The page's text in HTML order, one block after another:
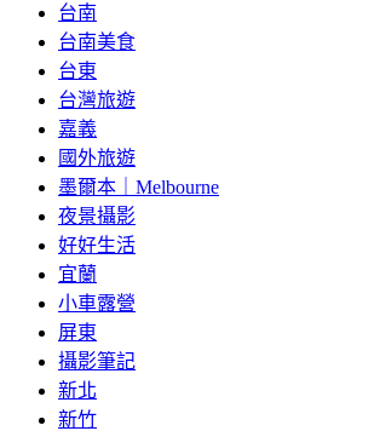
台南
台南美食
台東
台灣旅遊
嘉義
國外旅遊
墨爾本｜Melbourne
夜景攝影
好好生活
宜蘭
小車露營
屏東
攝影筆記
新北
新竹